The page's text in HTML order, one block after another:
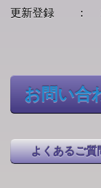
更新登録 ： ２
お問い合
よくあるご質